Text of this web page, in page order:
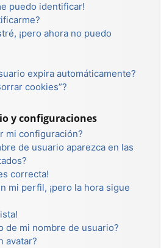
puedo identificar!
¡pero ahora no puedo
expira automáticamente?
cookies”?
y configuraciones
mi configuración?
de usuario aparezca en las
correcta!
mi perfil, ¡pero la hora sigue
de mi nombre de usuario?
avatar?